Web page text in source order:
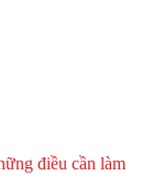
điều cần làm